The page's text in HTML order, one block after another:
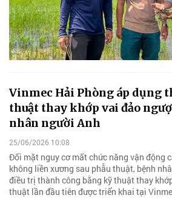
Vinmec Hải Phòng áp dụng
thuật thay khớp vai đảo
nhân người Anh
25/06/2026 10:08
Đối mặt nguy cơ mất chức năng vận động
không liền xương sau phẫu thuật, bệnh
điều trị thành công bằng kỹ thuật thay
thuật lần đầu tiên được triển khai tại